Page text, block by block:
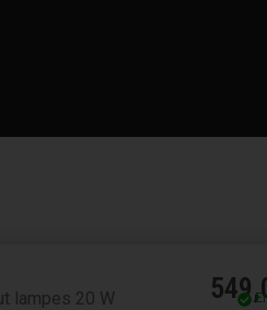
lampes 20 W